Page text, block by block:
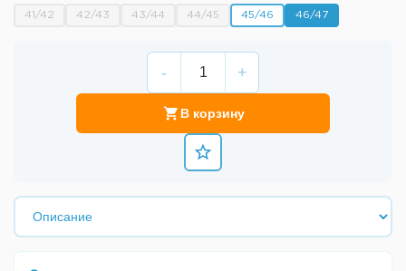
41/42 42/43 43/44 44/45 45/46 46/47
- +
В корзину